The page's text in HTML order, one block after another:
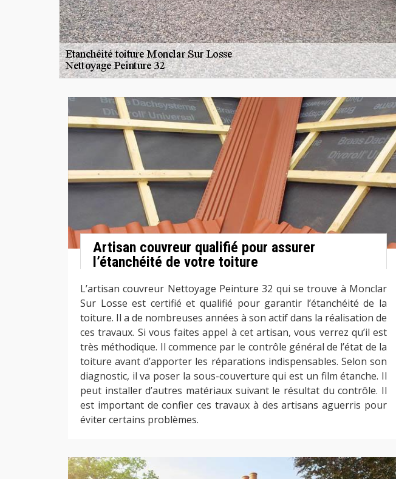
Artisan couvreur qualifié pour assurer
l’étanchéité de votre toiture
L’artisan couvreur Nettoyage Peinture 32 qui se trouve à Monclar
Sur Losse est certifié et qualifié pour garantir l’étanchéité de la
toiture. Il a de nombreuses années à son actif dans la réalisation de
ces travaux. Si vous faites appel à cet artisan, vous verrez qu’il est
très méthodique. Il commence par le contrôle général de l’état de la
toiture avant d’apporter les réparations indispensables. Selon son
diagnostic, il va poser la sous-couverture qui est un film étanche. Il
peut installer d’autres matériaux suivant le résultat du contrôle. Il
est important de confier ces travaux à des artisans aguerris pour
éviter certains problèmes.